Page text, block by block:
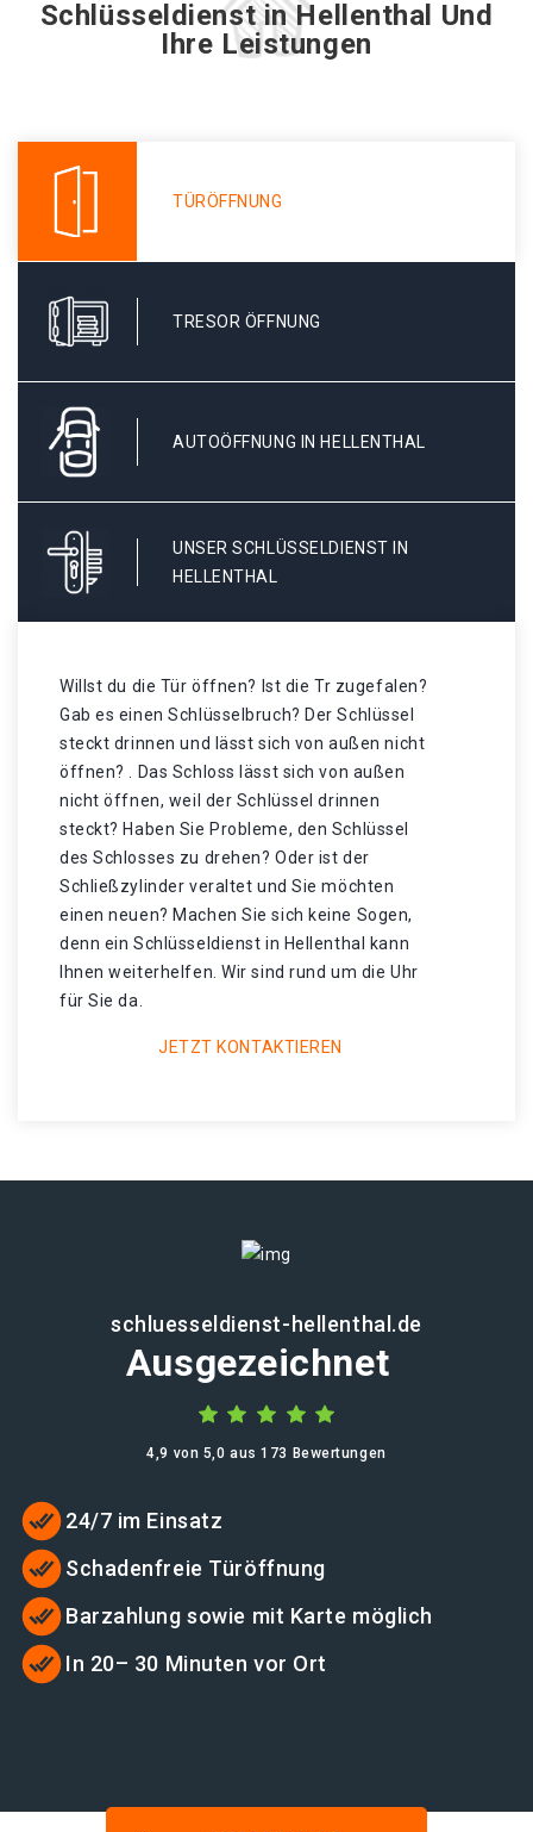
Schlüsseldienst in Hellenthal Und
Ihre Leistungen
TÜRÖFFNUNG
TRESOR ÖFFNUNG
AUTOÖFFNUNG IN HELLENTHAL
UNSER SCHLÜSSELDIENST IN
HELLENTHAL
Willst du die Tür öffnen? Ist die Tr zugefalen?
Gab es einen Schlüsselbruch? Der Schlüssel
steckt drinnen und lässt sich von außen nicht
öffnen? . Das Schloss lässt sich von außen
nicht öffnen, weil der Schlüssel drinnen
steckt? Haben Sie Probleme, den Schlüssel
des Schlosses zu drehen? Oder ist der
Schließzylinder veraltet und Sie möchten
einen neuen? Machen Sie sich keine Sogen,
denn ein Schlüsseldienst in Hellenthal kann
Ihnen weiterhelfen. Wir sind rund um die Uhr
für Sie da.
JETZT KONTAKTIEREN
schluesseldienst-hellenthal.de
Ausgezeichnet
4,9 von 5,0 aus 173 Bewertungen
24/7 im Einsatz
Schadenfreie Türöffnung
Barzahlung sowie mit Karte möglich
In 20– 30 Minuten vor Ort